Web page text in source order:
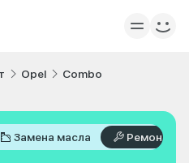
Opel Combo
Замена масла Ремонт